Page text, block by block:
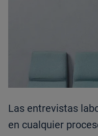
Las entrevistas
en cualquier